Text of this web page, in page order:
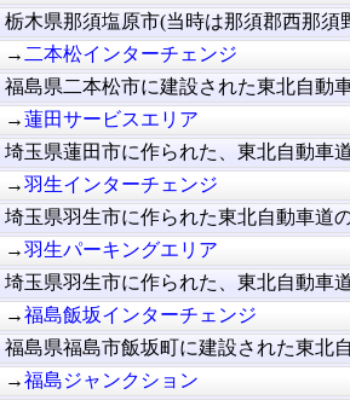
栃木県那須塩原市(当時は那須郡西那須
→ 二本松インターチェンジ
福島県二本松市に建設された東北自動
→蓮田サービスエリア
埼玉県蓮田市に作られた、東北自動車
→羽生インターチェンジ
埼玉県羽生市に作られた東北自動車道
→羽生パーキングエリア
埼玉県羽生市に作られた、東北自動車
→福島飯坂インターチェンジ
福島県福島市飯坂町に建設された東北
→福島ジャンクション